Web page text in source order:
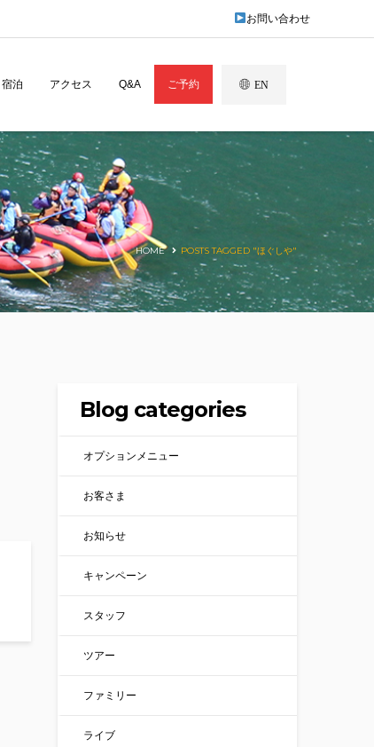
お問い合わせ
宿泊 アクセス Q&A ご予約 EN
HOME POSTS TAGGED "ほぐしや"
Blog categories
オプションメニュー
お客さま
お知らせ
キャンペーン
スタッフ
ツアー
ファミリー
ライブ